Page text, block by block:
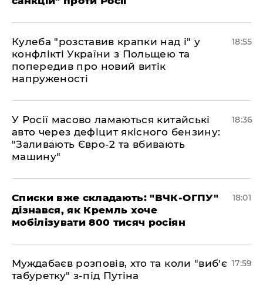
Кулеба "розставив крапки над і" у
конфлікті України з Польщею та
попередив про новий витік
напруженості
18:55
У Росії масово ламаються китайські
авто через дефіцит якісного бензину:
"Заливають Євро-2 та вбивають
машину"
18:36
Списки вже складають: "ВЧК-ОГПУ"
дізнався, як Кремль хоче
мобілізувати 800 тисяч росіян
18:01
Муждабаєв розповів, хто та коли "виб'є
табуретку" з-під Путіна
17:59